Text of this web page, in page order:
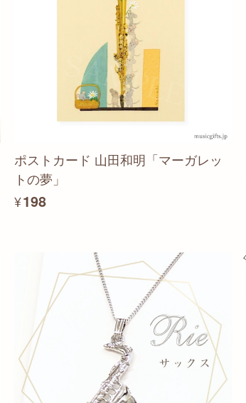
ポストカード 山田和明「マーガレッ
トの夢」
¥198